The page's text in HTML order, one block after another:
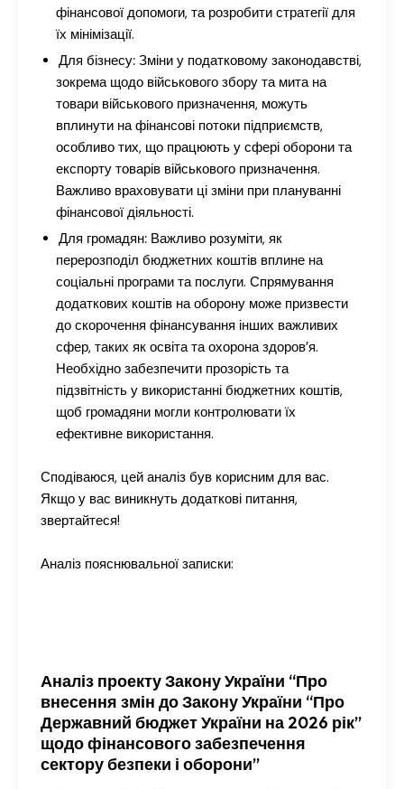
фінансової допомоги, та розробити стратегії для
їх мінімізації.
Для бізнесу: Зміни у податковому законодавстві,
зокрема щодо військового збору та мита на
товари військового призначення, можуть
вплинути на фінансові потоки підприємств,
особливо тих, що працюють у сфері оборони та
експорту товарів військового призначення.
Важливо враховувати ці зміни при плануванні
фінансової діяльності.
Для громадян: Важливо розуміти, як
перерозподіл бюджетних коштів вплине на
соціальні програми та послуги. Спрямування
додаткових коштів на оборону може призвести
до скорочення фінансування інших важливих
сфер, таких як освіта та охорона здоров’я.
Необхідно забезпечити прозорість та
підзвітність у використанні бюджетних коштів,
щоб громадяни могли контролювати їх
ефективне використання.
Сподіваюся, цей аналіз був корисним для вас.
Якщо у вас виникнуть додаткові питання,
звертайтеся!
Аналіз пояснювальної записки:
Аналіз проекту Закону України “Про
внесення змін до Закону України “Про
Державний бюджет України на 2026 рік”
щодо фінансового забезпечення
сектору безпеки і оборони”